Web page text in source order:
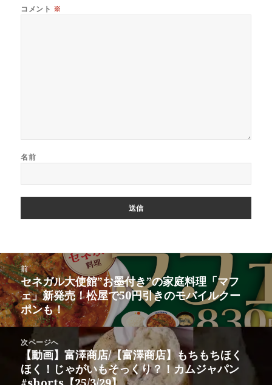
コメント ※
名前
投
稿
ナ
ビ
ゲ
前
前
の
投
稿:
セネガル大使館”お墨付き”の家庭料理「マフ
ェ」新発売！松屋で50円引きのモバイルクー
ポンも！
次ページへ
次
の
【動画】富澤商店/【富澤商店】もちもちほく
ほく！じゃがいもそっくり？！カムジャパン